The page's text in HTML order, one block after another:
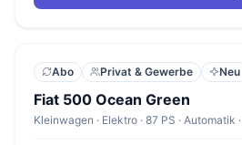
Abo Privat & Gewerbe Neu
Fiat 500 Ocean Green
Kleinwagen · Elektro · 87 PS · Automatik